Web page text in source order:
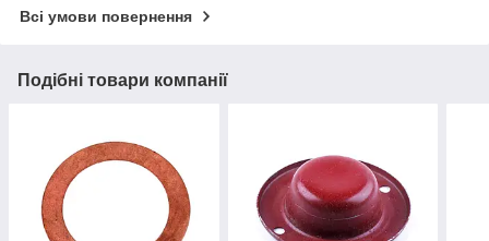
Всі умови повернення
Подібні товари компанії